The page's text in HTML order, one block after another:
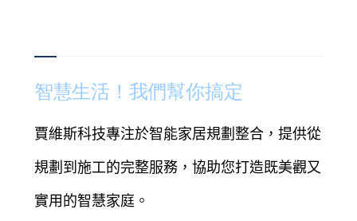
智慧生活！我們幫你搞定
賈維斯科技專注於智能家居規劃整合，提供從
規劃到施工的完整服務，協助您打造既美觀又
實用的智慧家庭。